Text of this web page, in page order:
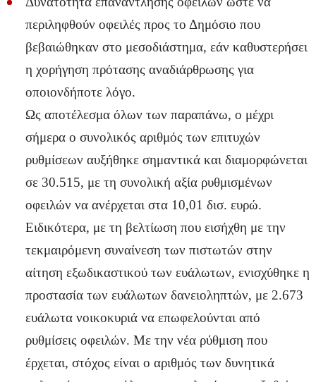
περιληφθούν οφειλές προς το Δημόσιο που
βεβαιώθηκαν στο μεσοδιάστημα, εάν καθυστερήσει
η χορήγηση πρότασης αναδιάρθρωσης για
οποιονδήποτε λόγο.
Ως αποτέλεσμα όλων των παραπάνω, ο μέχρι
σήμερα ο συνολικός αριθμός των επιτυχών
ρυθμίσεων αυξήθηκε σημαντικά και διαμορφώνεται
σε 30.515, με τη συνολική αξία ρυθμισμένων
οφειλών να ανέρχεται στα 10,01 δισ. ευρώ.
Ειδικότερα, με τη βελτίωση που εισήχθη με την
τεκμαιρόμενη συναίνεση των πιστωτών στην
αίτηση εξωδικαστικού των ευάλωτων, ενισχύθηκε η
προστασία των ευάλωτων δανειοληπτών, με 2.673
ευάλωτα νοικοκυριά να επωφελούνται από
ρυθμίσεις οφειλών. Με την νέα ρύθμιση που
έρχεται, στόχος είναι ο αριθμός των δυνητικά